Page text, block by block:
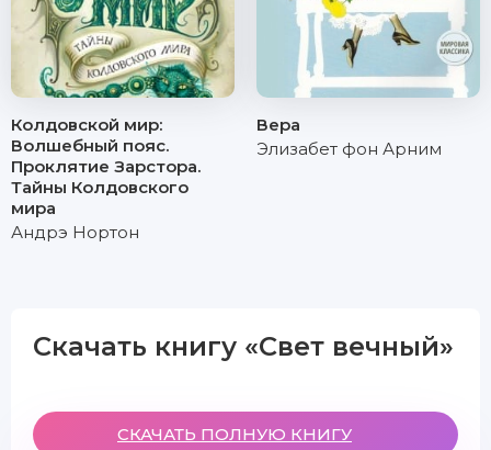
Колдовской мир:
Волшебный пояс.
Проклятие Зарстора.
Тайны Колдовского
мира
Андрэ Нортон
Вера
Элизабет фон Арним
Скачать книгу «Свет вечный»
СКАЧАТЬ ПОЛНУЮ КНИГУ